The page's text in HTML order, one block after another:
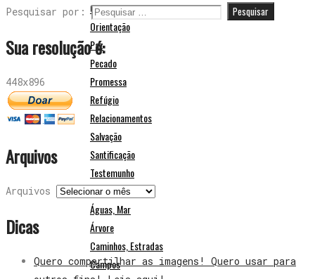
Oração
Orientação
Paz
Pecado
Promessa
Refúgio
Relacionamentos
Salvação
Santificação
Testemunho
Natureza e Paisagens
Águas, Mar
Árvore
Caminhos, Estradas
Campos
Pesquisar por:
Sua resolução é:
448x896
Arquivos
Arquivos
Dicas
Quero compartilhar as imagens! Quero usar para